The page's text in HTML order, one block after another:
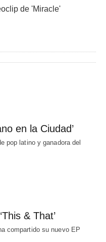
de 'Miracle'
en la Ciudad’
pop latino y ganadora del
& That’
compartido su nuevo EP